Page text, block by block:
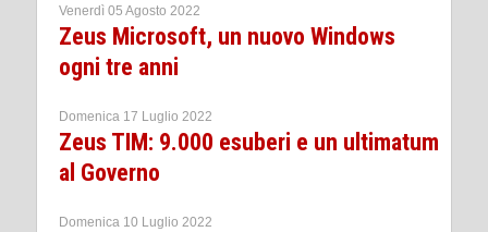
Venerdì 05 Agosto 2022
Zeus Microsoft, un nuovo Windows
ogni tre anni
Domenica 17 Luglio 2022
Zeus TIM: 9.000 esuberi e un ultimatum
al Governo
Domenica 10 Luglio 2022